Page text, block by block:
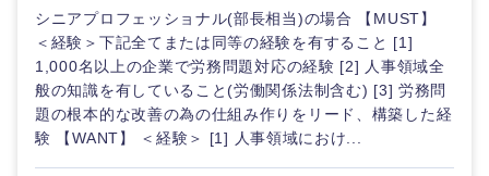
シニアプロフェッショナル(部長相当)の場合 【MUST】
＜経験＞下記全てまたは同等の経験を有すること [1]
1,000名以上の企業で労務問題対応の経験 [2] 人事領域全
般の知識を有していること(労働関係法制含む) [3] 労務問
題の根本的な改善の為の仕組み作りをリード、構築した経
験 【WANT】 ＜経験＞ [1] 人事領域におけ...